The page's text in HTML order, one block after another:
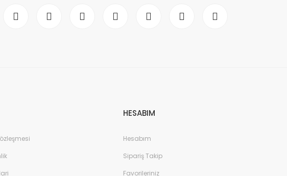
HESABIM
Hesabım
Sipariş Takip
Favorileriniz